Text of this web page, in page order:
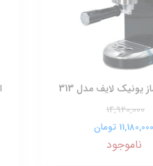
یونیک لایف مدل 313
14,920,000
11,180,000 تومان
ناموجود